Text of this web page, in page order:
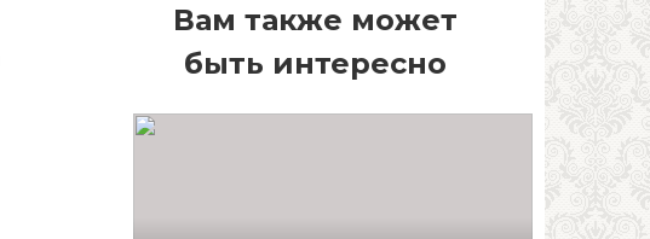
Вам также может
быть интересно